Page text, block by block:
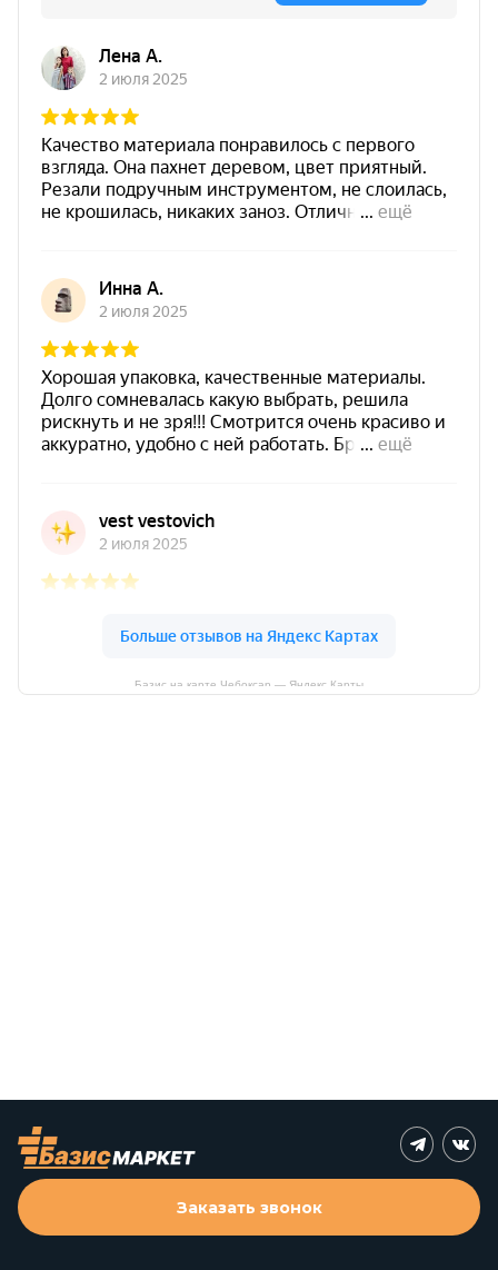
Базис на карте Чебоксар — Яндекс Карты
Заказать звонок